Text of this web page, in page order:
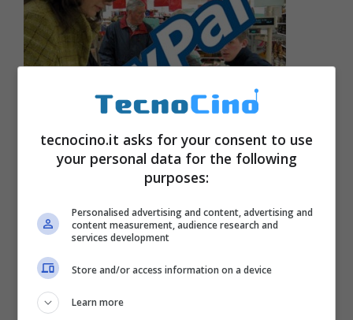
bancomat, il sogno di eBay
tecnocino.it asks for your consent to use
your personal data for the following
purposes:
Personalised advertising and content, advertising and
content measurement, audience research and
services development
Store and/or access information on a device
Learn more